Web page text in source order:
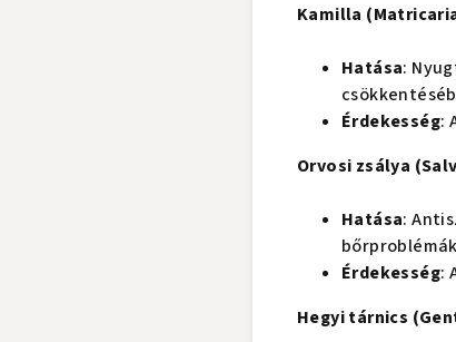
Kamilla
Hatása:
Érdekesség:
Orvosi zsálya
Hatása:
Érdekesség:
Hegyi tárnics